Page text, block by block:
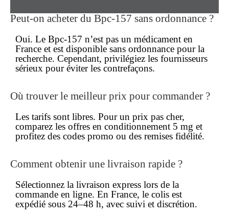
Peut-on acheter du Bpc-157 sans ordonnance ?
Oui. Le Bpc-157 n’est pas un médicament en
France et est disponible sans ordonnance pour la
recherche. Cependant, privilégiez les fournisseurs
sérieux pour éviter les contrefaçons.
Où trouver le meilleur prix pour commander ?
Les tarifs sont libres. Pour un prix pas cher,
comparez les offres en conditionnement 5 mg et
profitez des codes promo ou des remises fidélité.
Comment obtenir une livraison rapide ?
Sélectionnez la livraison express lors de la
commande en ligne. En France, le colis est
expédié sous 24–48 h, avec suivi et discrétion.